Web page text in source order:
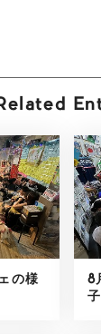
の様
8
子